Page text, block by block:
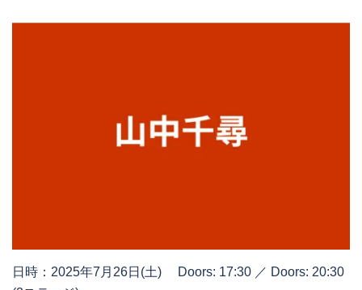
日時：2025年7月26日(土) Doors: 17:30 ／ Doors: 20:30